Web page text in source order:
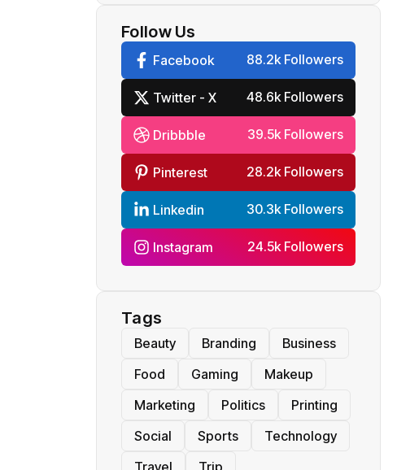
Follow Us
Facebook 88.2k Followers
Twitter - X 48.6k Followers
Dribbble 39.5k Followers
Pinterest 28.2k Followers
Linkedin 30.3k Followers
Instagram 24.5k Followers
Tags
Beauty Branding
Business
Food
Gaming
Makeup
Marketing
Politics
Printing
Social
Sports
Technology
Travel
Trip